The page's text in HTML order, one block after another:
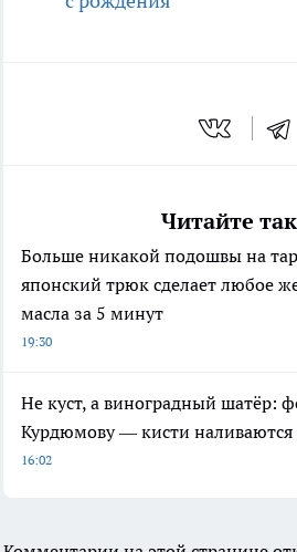
Читайте
Больше никакой подошвы на
японский трюк сделает любое
масла за 5 минут
19:30
Не куст, а виноградный шатёр:
Курдюмову — кисти наливаются
16:02